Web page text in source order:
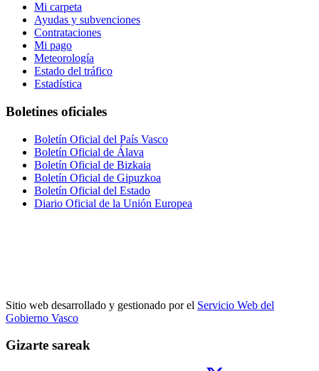
Mi carpeta
Ayudas y subvenciones
Contrataciones
Mi pago
Meteorología
Estado del tráfico
Estadística
Boletines oficiales
Boletín Oficial del País Vasco
Boletín Oficial de Álava
Boletín Oficial de Bizkaia
Boletín Oficial de Gipuzkoa
Boletín Oficial del Estado
Diario Oficial de la Unión Europea
Sitio web desarrollado y gestionado por el Servicio Web del
Gobierno Vasco
Gizarte sareak